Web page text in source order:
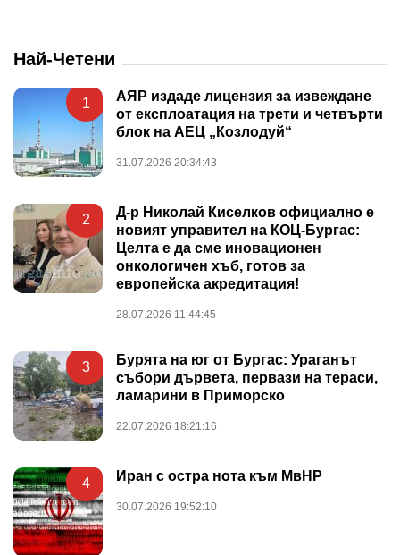
Най-Четени
1
АЯР издаде лицензия за извеждане
от експлоатация на трети и четвърти
блок на АЕЦ „Козлодуй“
31.07.2026 20:34:43
2
Д-р Николай Киселков официално е
новият управител на КОЦ-Бургас:
Целта е да сме иновационен
онкологичен хъб, готов за
европейска акредитация!
28.07.2026 11:44:45
3
Бурята на юг от Бургас: Ураганът
събори дървета, первази на тераси,
ламарини в Приморско
22.07.2026 18:21:16
4 Иран с остра нота към МвНР
30.07.2026 19:52:10